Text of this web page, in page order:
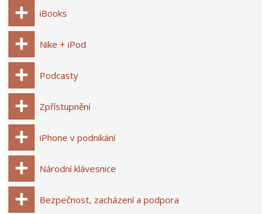
iBooks
Nike + iPod
Podcasty
Zpřístupnění
iPhone v podnikání
Národní klávesnice
Bezpečnost, zacházení a podpora